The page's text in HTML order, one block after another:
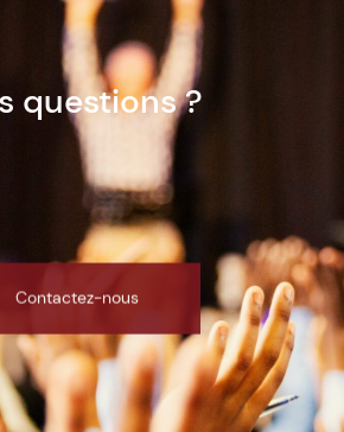
questions ?
Contactez-nous